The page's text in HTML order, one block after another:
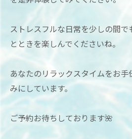
ストレスフルな日常を少しの間
とときを楽しんでくださいね。
あなたのリラックスタイムをお
みにしています。
ご予約お待ちしております🌺